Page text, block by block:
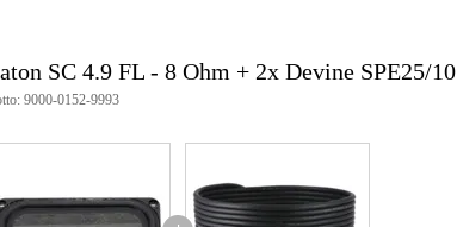
SC 4.9 FL - 8 Ohm + 2x Devine SPE25/10
9000-0152-9993